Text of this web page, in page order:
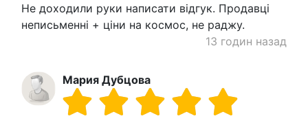
Не доходили руки написати відгук. Продавці
неписьменні + ціни на космос, не раджу.
13 годин назад
Мария Дубцова